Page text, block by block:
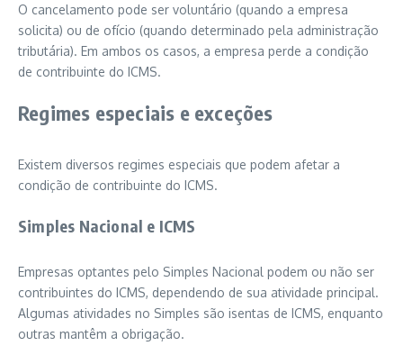
O cancelamento pode ser voluntário (quando a empresa
solicita) ou de ofício (quando determinado pela administração
tributária). Em ambos os casos, a empresa perde a condição
de contribuinte do ICMS.
Regimes especiais e exceções
Existem diversos regimes especiais que podem afetar a
condição de contribuinte do ICMS.
Simples Nacional e ICMS
Empresas optantes pelo Simples Nacional podem ou não ser
contribuintes do ICMS, dependendo de sua atividade principal.
Algumas atividades no Simples são isentas de ICMS, enquanto
outras mantêm a obrigação.